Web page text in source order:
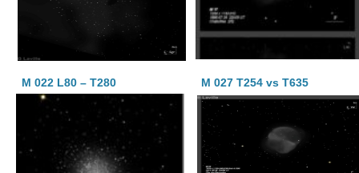
M 022 L80 – T280 M 027 T254 vs T635